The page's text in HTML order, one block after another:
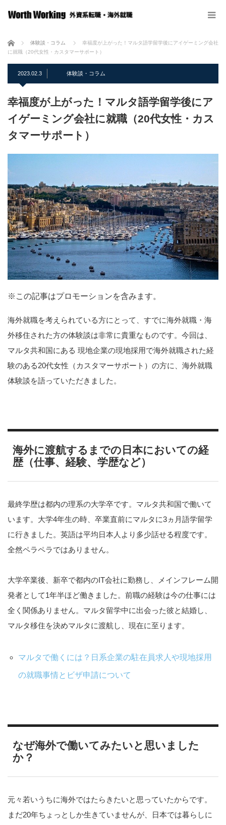
ホーム 体験談・コラム
幸福度が上がった！マルタ語学留学後にアイゲーミング会社
に就職（20代女性・カスタマーサポート）
2023.02.3 体験談・コラム
幸福度が上がった！マルタ語学留学後にア
イゲーミング会社に就職（20代女性・カス
タマーサポート）
※この記事はプロモーションを含みます。
海外就職を考えられている方にとって、すでに海外就職・海
外移住された方の体験談は非常に貴重なものです。今回は、
マルタ共和国にある 現地企業の現地採用で海外就職された経
験のある20代女性（カスタマーサポート）の方に、海外就職
体験談を語っていただきました。
海外に渡航するまでの日本においての経
歴（仕事、経験、学歴など）
最終学歴は都内の理系の大学卒です。マルタ共和国で働いて
います。大学4年生の時、卒業直前にマルタに3ヵ月語学留学
に行きました。英語は平均日本人より多少話せる程度です。
全然ペラペラではありません。
大学卒業後、新卒で都内のIT会社に勤務し、メインフレーム開
発者として1年半ほど働きました。前職の経験は今の仕事には
全く関係ありません。マルタ留学中に出会った彼と結婚し、
マルタ移住を決めマルタに渡航し、現在に至ります。
マルタで働くには？日系企業の駐在員求人や現地採用
の就職事情とビザ申請について
なぜ海外で働いてみたいと思いました
か？
元々若いうちに海外ではたらきたいと思っていたからです。
まだ20年ちょっとしか生きていませんが、日本では暮らしに